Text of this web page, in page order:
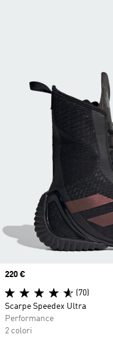
Price
220 €
(70)
Scarpe Speedex Ultra
Performance
2 colori